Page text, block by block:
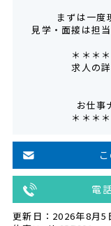
まずは一度
見学・面接は担
＊＊＊
求人の
お仕事
＊＊＊
電
更新日：2026年8月5